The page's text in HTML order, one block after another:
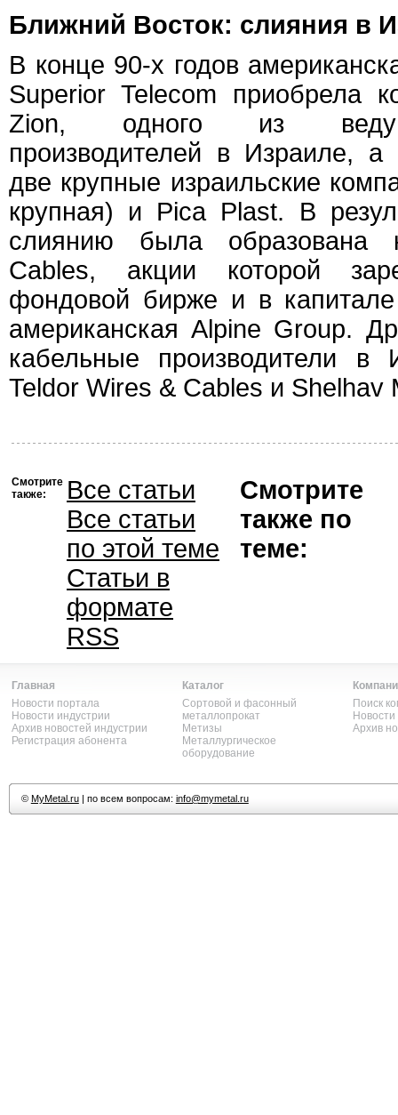
Ближний Восток: слияния в
В конце 90-х годов
Superior Telecom приобрела
Zion, одного из
производителей в Израиле,
две крупные израильские
крупная) и Pica Plast. В
слиянию была образована
Cables, акции которой
фондовой бирже и в капитале
американская Alpine Group.
кабельные производители в
Teldor Wires & Cables и Shelhav
Смотрите
также:
Все статьи
Все статьи
по этой теме
Статьи в
формате
RSS
Смотрите
также по
теме:
Главная
Новости портала
Новости индустрии
Архив новостей индустрии
Регистрация абонента
Каталог
Сортовой и фасонный
металлопрокат
Метизы
Металлургическое
оборудование
Поиск
Архив
© MyMetal.ru| по всем вопросам: info@mymetal.ru